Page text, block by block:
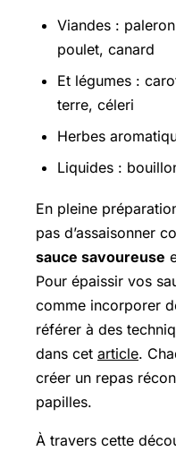
Viandes :
poulet, canard
Et légumes :
terre, céleri
Herbes
Liquides :
En pleine
pas d’assaisonner
sauce savoureuse
Pour épaissir vos
comme incorporer
référer à des
dans cet article.
créer un repas
papilles.
À travers cette